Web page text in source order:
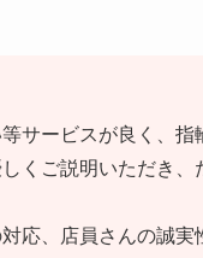
サービスが良く、
くご説明いただき
応、店員さんの誠